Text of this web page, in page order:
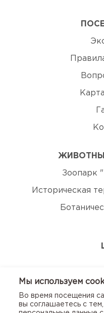
Зоопарк
Историческая
Мы используем
Во время посещения
вы соглашаетесь с